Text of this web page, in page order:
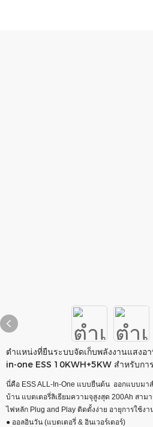
ตำแหน่งที่ยืนระบบจัดเก็บพลังงานแสงอ
in-one ESS 10KWH+5KW สำหรับกา
นี่คือ ESS ALL-In-One แบบยืนต้น ออกแบบมา
บ้าน แบตเตอรี่ลิเธียมความจุสูงสุด 200Ah สาม
ไฟหลัก Plug and Play ติดตั้งง่าย อายุการใช้ง
● ออลอินวัน (แบตเตอรี่ & อินเวอร์เตอร์)